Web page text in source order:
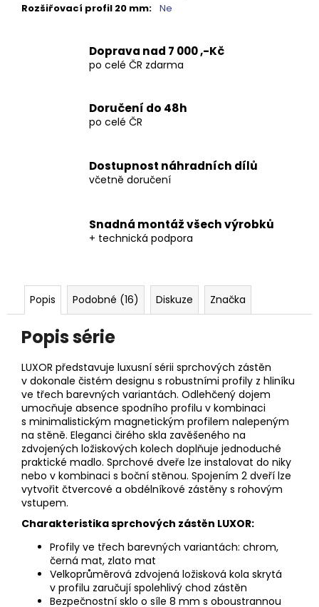
Rozšiřovací profil 20 mm: Ne
Doprava nad 7 000 ,-Kč
po celé ČR zdarma
Doručení do 48h
po celé ČR
Dostupnost náhradních dílů
včetně doručení
Snadná montáž všech výrobků
+ technická podpora
Popis Podobné (16) Diskuze Značka
Popis série
LUXOR představuje luxusní sérii sprchových zástěn
v dokonale čistém designu s robustními profily z hliníku
ve třech barevných variantách. Odlehčený dojem
umocňuje absence spodního profilu v kombinaci
s minimalistickým magnetickým profilem nalepeným
na stěně. Eleganci čirého skla zavěšeného na
zdvojených ložiskových kolech doplňuje jednoduché
praktické madlo. Sprchové dveře lze instalovat do niky
nebo v kombinaci s boční stěnou. Spojením 2 dveří lze
vytvořit čtvercové a obdélníkové zástěny s rohovým
vstupem.
Charakteristika sprchových zástěn LUXOR:
Profily ve třech barevných variantách: chrom,
černá mat, zlato mat
Velkoprůměrová zdvojená ložisková kola skrytá
v profilu zaručují spolehlivý chod zástěn
Bezpečnostní sklo o síle 8 mm s oboustrannou